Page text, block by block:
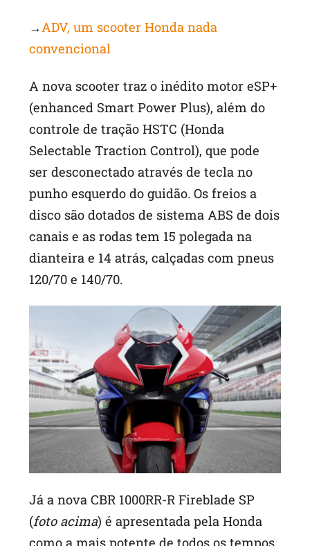
→ADV, um scooter Honda nada
convencional
A nova scooter traz o inédito motor eSP+
(enhanced Smart Power Plus), além do
controle de tração HSTC (Honda
Selectable Traction Control), que pode
ser desconectado através de tecla no
punho esquerdo do guidão. Os freios a
disco são dotados de sistema ABS de dois
canais e as rodas tem 15 polegada na
dianteira e 14 atrás, calçadas com pneus
120/70 e 140/70.
Já a nova CBR 1000RR-R Fireblade SP
(foto acima) é apresentada pela Honda
como a mais potente de todos os tempos.